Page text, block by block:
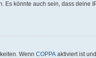
könnte auch sein, dass deine
Wenn COPPA aktiviert ist